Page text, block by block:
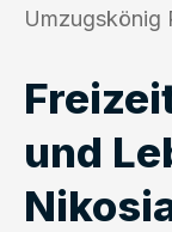
Umzugskönig
und